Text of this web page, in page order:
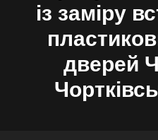
із заміру
дверей